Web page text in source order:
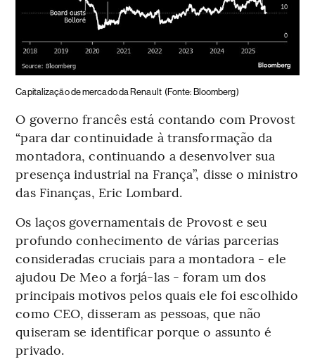
Capitalização de mercado da Renault (Fonte: Bloomberg)
O governo francês está contando com Provost
“para dar continuidade à transformação da
montadora, continuando a desenvolver sua
presença industrial na França”, disse o ministro
das Finanças, Eric Lombard.
Os laços governamentais de Provost e seu
profundo conhecimento de várias parcerias
consideradas cruciais para a montadora - ele
ajudou De Meo a forjá-las - foram um dos
principais motivos pelos quais ele foi escolhido
como CEO, disseram as pessoas, que não
quiseram se identificar porque o assunto é
privado.